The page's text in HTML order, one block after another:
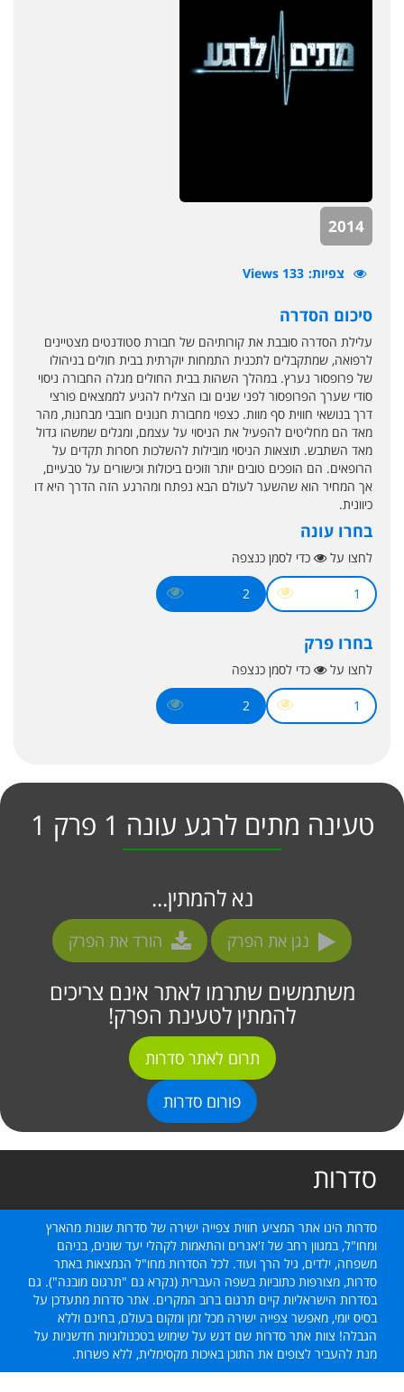
2014
צפיות 133 Views
סיכום הסדרה
עלילת הסדרה סובבת את קורותיהם של חבורת סטודנטים מצטיינים
לרפואה, שמתקבלים לתכנית התמחות יוקרתית בבית חולים בניהולו
של פרופסור נערץ. במהלך השהות בבית החולים מגלה החבורה ניסוי
סודי שערך הפרופסור לפני שנים ובו הצליח להגיע לממצאים פורצי
דרך בנושאי חווית סף מוות. כצפוי מחבורת חנונים חובבי מבחנות, מהר
מאד הם מחליטים להפעיל את הניסוי על עצמם, ומגלים שמשהו גדול
מאד השתבש. תוצאות הניסוי מובילות להשלכות חסרות תקדים על
הרופאים. הם הופכים טובים יותר וזוכים ביכולות וכישורים על טבעיים,
אך המחיר הוא שהשער לעולם הבא נפתח ומהרגע הזה הדרך היא דו
כיוונית.
בחרו עונה
לחצו על כדי לסמן כנצפה
1
2
בחרו פרק
לחצו על כדי לסמן כנצפה
1
2
טעינה מתים לרגע עונה 1 פרק 1
נא להמתין...
נגן את הפרק הורד את הפרק
משתמשים שתרמו לאתר אינם צריכים
להמתין לטעינת הפרק!
תרום לאתר סדרות
פורום סדרות
סדרות
סדרות הינו אתר המציע חווית צפייה ישירה של סדרות שונות מהארץ
ומחו"ל, במגוון רחב של ז'אנרים והתאמות לקהלי יעד שונים, בניהם
משפחה, ילדים, גיל הרך ועוד. לכל הסדרות מחו"ל הנמצאות באתר
סדרות, מצורפות כתוביות בשפה העברית (נקרא גם "תרגום מובנה"). גם
בסדרות הישראליות קיים תרגום ברוב המקרים. אתר סדרות מתעדכן על
בסיס יומי, מאפשר צפייה ישירה מכל זמן ומקום בעולם, בחינם וללא
הגבלה! צוות אתר סדרות שם דגש על שימוש בטכנולוגיות חדשניות על
מנת להעביר לצופים את התוכן באיכות מקסימלית, ללא פשרות.